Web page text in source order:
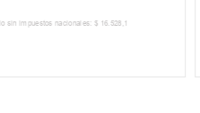
sin impuestos nacionales: $ 16.528 ,1